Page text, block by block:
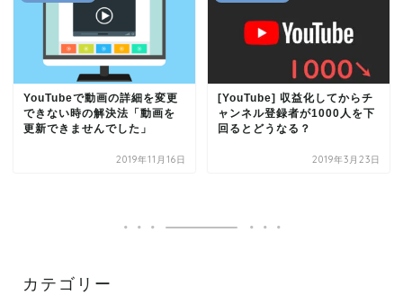
YouTubeで動画の詳細を変更
できない時の解決法「動画を
更新できませんでした」
2019年11月16日
[YouTube] 収益化してからチ
ャンネル登録者が1000人を下
回るとどうなる？
2019年3月23日
カテゴリー